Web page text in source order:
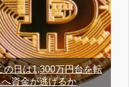
日は1,300万円台を転
資金が逃げるか